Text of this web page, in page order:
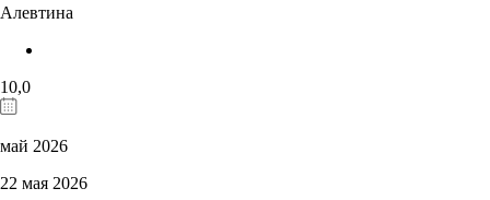
Алевтина
10,0
май 2026
22 мая 2026